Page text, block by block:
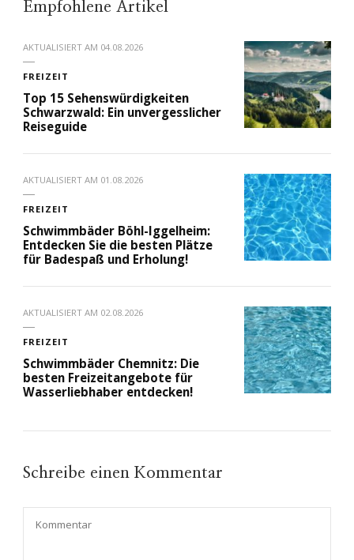
Empfohlene Artikel
AKTUALISIERT AM 04.08.2026
FREIZEIT
Top 15 Sehenswürdigkeiten
Schwarzwald: Ein unvergesslicher
Reiseguide
AKTUALISIERT AM 01.08.2026
FREIZEIT
Schwimmbäder Böhl-Iggelheim:
Entdecken Sie die besten Plätze
für Badespaß und Erholung!
AKTUALISIERT AM 02.08.2026
FREIZEIT
Schwimmbäder Chemnitz: Die
besten Freizeitangebote für
Wasserliebhaber entdecken!
Schreibe einen Kommentar